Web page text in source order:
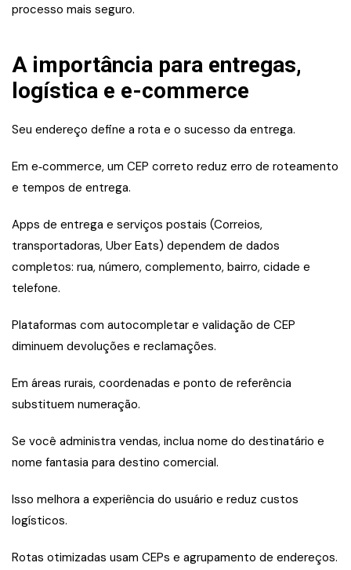
processo mais seguro.
A importância para entregas,
logística e e-commerce
Seu endereço define a rota e o sucesso da entrega.
Em e‑commerce, um CEP correto reduz erro de roteamento
e tempos de entrega.
Apps de entrega e serviços postais (Correios,
transportadoras, Uber Eats) dependem de dados
completos: rua, número, complemento, bairro, cidade e
telefone.
Plataformas com autocompletar e validação de CEP
diminuem devoluções e reclamações.
Em áreas rurais, coordenadas e ponto de referência
substituem numeração.
Se você administra vendas, inclua nome do destinatário e
nome fantasia para destino comercial.
Isso melhora a experiência do usuário e reduz custos
logísticos.
Rotas otimizadas usam CEPs e agrupamento de endereços.